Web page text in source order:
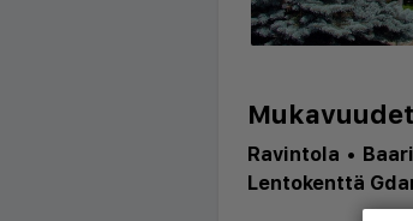
Mukavuudet
Ravintola • Baari
Lentokenttä